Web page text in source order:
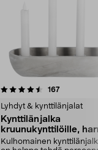
167arvostelut
Lyhdyt & kynttilänjalat
Kynttilänjalka
kruunukynttilöille,
30 x 10 cm
Kulhomainen
4.0 viidestä